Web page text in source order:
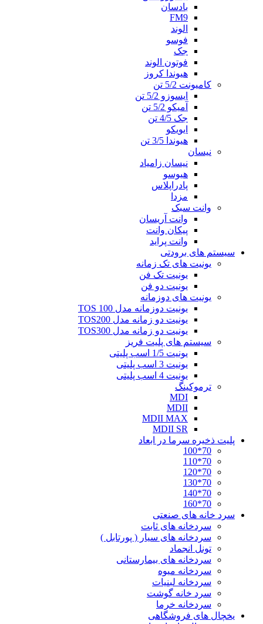
بادسان
FM9
الوند
فوسو
جک
فوتون الوند
هیوندا کروز
کامیونت 5/2 تن
ایسوزو 5/2 تن
آمیکو 5/2 تن
جک 4/5 تن
ایویکو
هیوندا 3/5 تن
نیسان
نیسان زامیاد
هیوسو
پادراپلاس
مزدا
وانت سبک
وانت آریسان
پیکان وانت
وانت پراید
سیستم های برودتی
یونیت های تک زمانه
یونیت تک فن
یونیت دو فن
یونیت های دوزمانه
یونیت دوزمانه مدل TOS 100
یونیت دو زمانه مدل TOS200
یونیت دو زمانه مدل TOS300
سیستم های پلیت فریز
یونیت 1/5 اسب پلیتی
یونیت 3 اسب پلیتی
یونیت 4 اسب پلیتی
ترموکینگ
MDI
MDII
MDII MAX
MDII SR
پلیت ذخیره سرما در ابعاد
70*100
70*110
70*120
70*130
70*140
70*160
سرد خانه های صنعتی
سردخانه های ثابت
سردخانه های سیار ( پورتابل )
تونل انجماد
سردخانه های بیمارستانی
سردخانه میوه
سردخانه لبنیات
سرد خانه گوشت
سردخانه خرما
یخچال های فروشگاهی